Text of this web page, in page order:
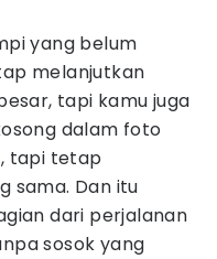
yang belum
melanjutkan
tapi kamu juga
dalam foto
tapi tetap
sama. Dan itu
dari perjalanan
sosok yang